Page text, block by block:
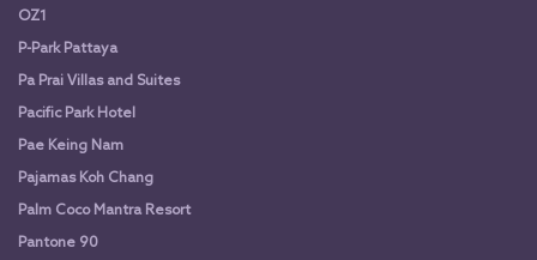
OZ1
P-Park Pattaya
Pa Prai Villas and Suites
Pacific Park Hotel
Pae Keing Nam
Pajamas Koh Chang
Palm Coco Mantra Resort
Pantone 90